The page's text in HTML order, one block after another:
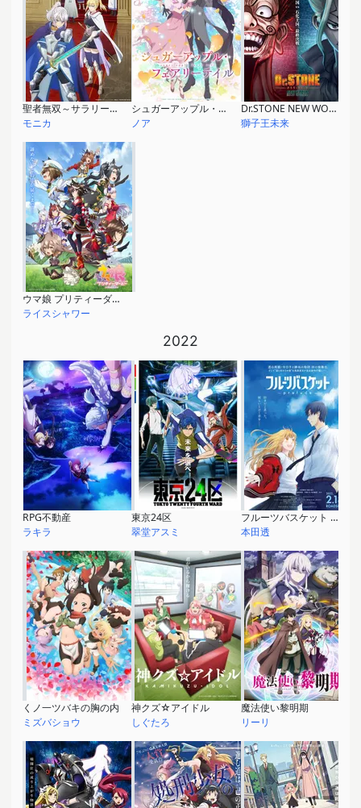
聖者無双～サラリーマン、異世界で生き残るために歩む道～
モニカ
シュガーアップル・フェアリーテイル 第2クール
ノア
Dr.STONE NEW WORLD 第2クール
獅子王未来
ウマ娘 プリティーダービー Season 3
ライスシャワー
2022
RPG不動産
ラキラ
東京24区
翠堂アスミ
フルーツバスケット -prelude-
本田透
くノ一ツバキの胸の内
ミズバショウ
神クズ☆アイドル
しぐたろ
魔法使い黎明期
リーリ